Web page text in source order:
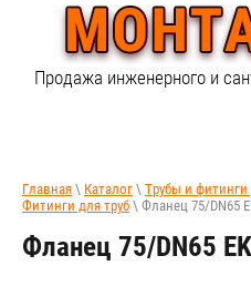
Продажа инженерного и
Главная \ Каталог \ Трубы и
Фитинги для труб \ Фланец 75/DN65
Фланец 75/DN65